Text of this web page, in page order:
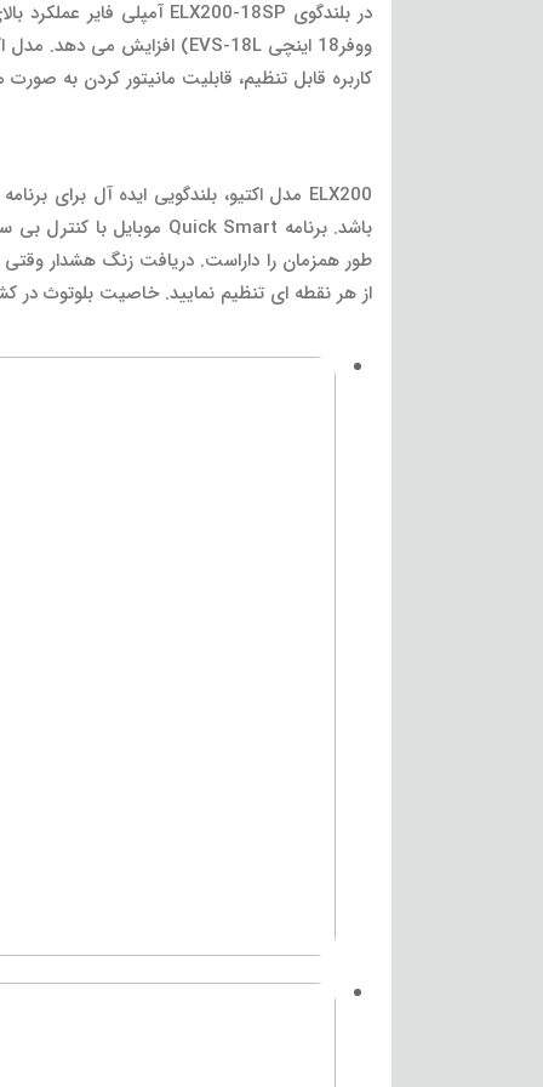
کاربره قابل تنظیم، قابلیت مانیتور کردن به
طور همزمان را داراست. دریافت زنگ هشدار وقتی
از هر نقطه ای تنظیم نمایید. خاصیت بلوتوث